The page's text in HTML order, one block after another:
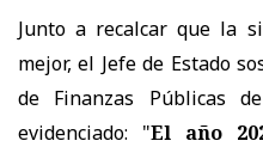
Junto a recalcar que la
mejor, el Jefe de Estado
de Finanzas Públicas
evidenciado: "El año